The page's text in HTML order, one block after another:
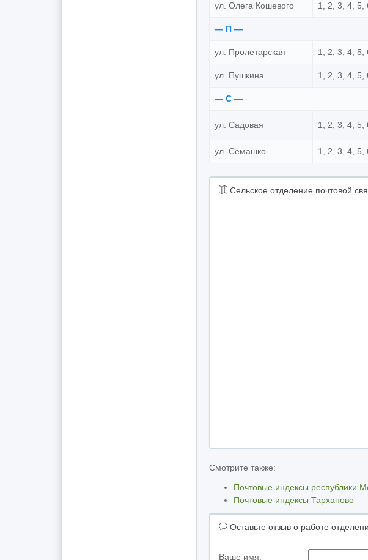
ул. Олега Кошевого 1, 2, 3, 4, 5,
— П —
ул. Пролетарская 1, 2, 3, 4, 5,
ул. Пушкина 1, 2, 3, 4, 5,
— С —
ул. Садовая 1, 2, 3, 4, 5,
ул. Семашко 1, 2, 3, 4, 5,
Сельское отделение почтовой
Смотрите также:
Почтовые индексы республики
Почтовые индексы Тарханово
Оставьте отзыв о работе
Ваше имя: